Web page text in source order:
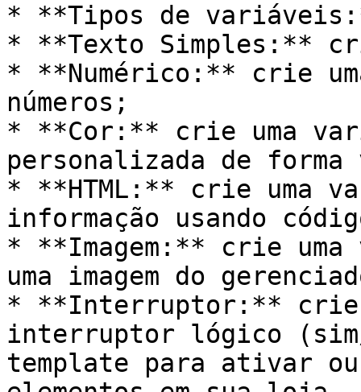
* **Tipos de
* **Texto Simples:**
* **Numérico:** crie
números;
* **Cor:** crie uma
personalizada de
* **HTML:** crie uma
informação usando
* **Imagem:** crie uma
uma imagem do
* **Interruptor:** crie
interruptor lógico (sim/
template para ativar